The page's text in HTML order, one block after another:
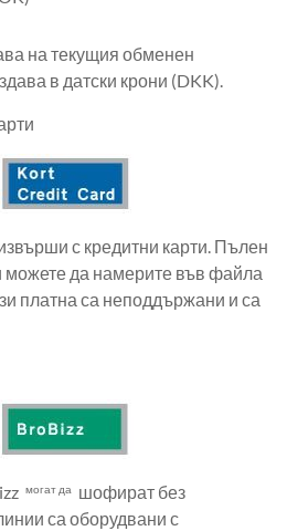
на текущия обменен
в датски крони (DKK).
с кредитни карти. Пълен
можете да намерите във файла
платна са неподдържани и са
могат да
шофират без
са оборудвани с